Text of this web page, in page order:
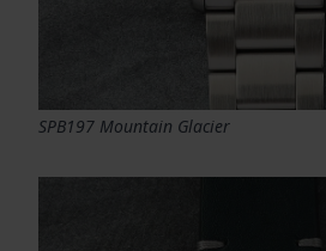
SPB197 Mountain Glacier